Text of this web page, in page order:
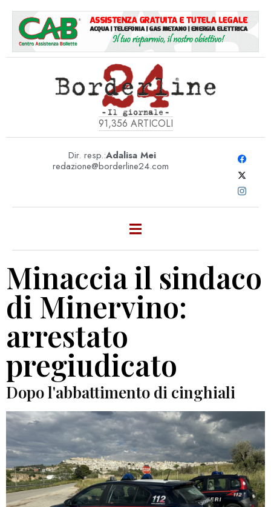
91,356 ARTICOLI
Dir. resp.:Adalisa Mei
redazione@borderline24.com
Minaccia il sindaco
di Minervino:
arrestato
pregiudicato
Dopo l'abbattimento di cinghiali